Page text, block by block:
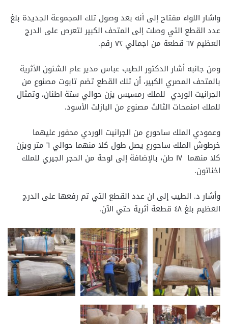
واشار اللواء مفتاح إلى أنه بعد وصول تلك المجموعة الجديدة بلغ
عدد القطع التي وصلت إلى المتحف الكبير لتعرص على الدرج
العظيم ٦٧ قطعة من اجمالي ٧٢ رقم.
ومن جانبه أشار الدكتور الطيب عباس مدير عام الشئون الأثرية
بالمتحف المصري الكبير، أن تلك القطع تضم تابوت مصنوع من
الجرانيت الوردي للملك رمسيس يزن حوالي ستة اطنان، وتمثال
للملك امنمحات الثالث مصنوع من البازلت الأسود.
وعمودي الملك ساحورع من الجرانيت الوردي محفور عليهما
خرطوش الملك ساحورع يصل طول كلا منهما حوالي ٦ متر ويزن
كلا منهما ١٧ طن، بالإضافة إلى لوحة من الحجر الجيري للملك
اخناتون.
وأشار د. الطيب إلى ان عدد القطع التي تم رفعها على الدرج
العظيم بلغ ٤٨ قطعة أثرية حتي الآن.